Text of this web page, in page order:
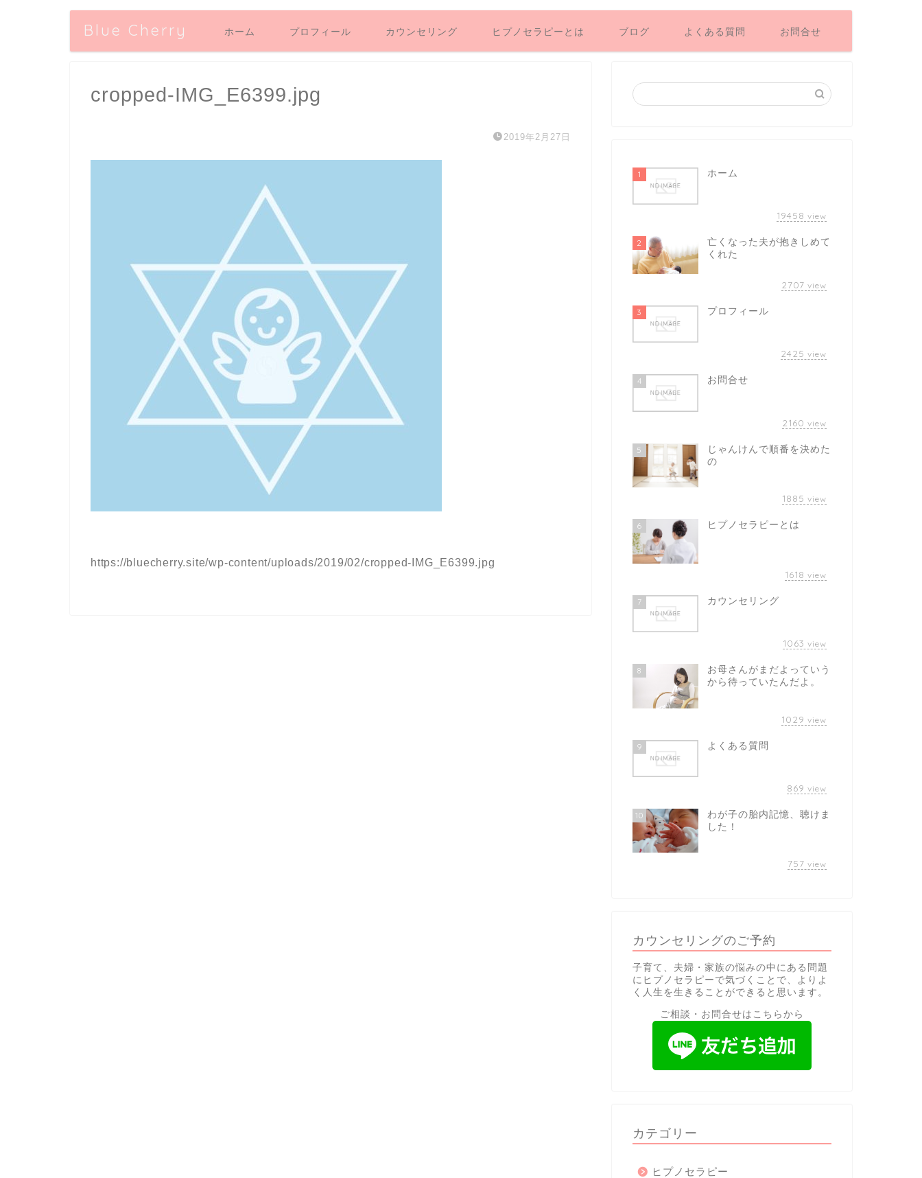
Blue Cherry ホーム プロフィール カウンセリング ヒプノセラピーとは ブログ よくある質問 お問合せ
cropped-IMG_E6399.jpg
2019年2月27日
https://bluecherry.site/wp-content/uploads/2019/02/cropped-IMG_E6399.jpg
1 ホーム
19458 view
2
亡くなった夫が抱きしめて
くれた
2707 view
3 プロフィール
2425 view
4 お問合せ
2160 view
5
じゃんけんで順番を決めた
の
1885 view
6 ヒプノセラピーとは
1618 view
7 カウンセリング
1063 view
8
お母さんがまだよっていう
から待っていたんだよ。
1029 view
9 よくある質問
869 view
10
わが子の胎内記憶、聴けま
した！
757 view
カウンセリングのご予約
子育て、夫婦・家族の悩みの中にある問題
にヒプノセラピーで気づくことで、よりよ
く人生を生きることができると思います。
ご相談・お問合せはこちらから
カテゴリー
ヒプノセラピー